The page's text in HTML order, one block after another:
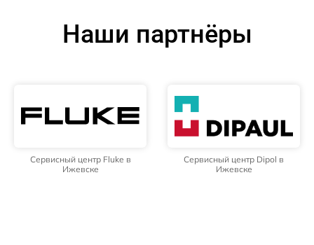
Наши партнёры
Сервисный центр Fluke в
Ижевске
Сервисный центр Dipol в
Ижевске